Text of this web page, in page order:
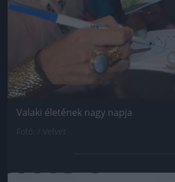
Valaki életének nagy napja